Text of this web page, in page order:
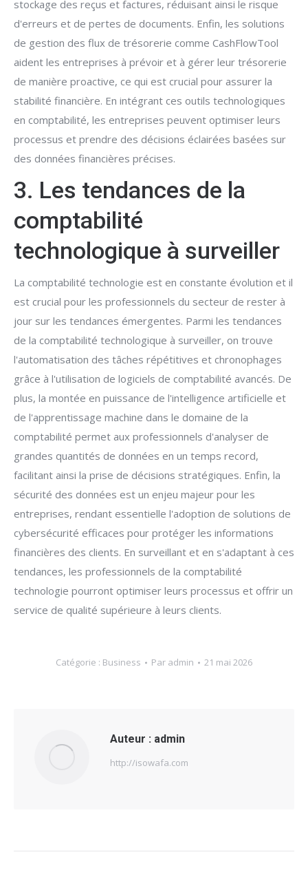
stockage des reçus et factures, réduisant ainsi le risque
d'erreurs et de pertes de documents. Enfin, les solutions
de gestion des flux de trésorerie comme CashFlowTool
aident les entreprises à prévoir et à gérer leur trésorerie
de manière proactive, ce qui est crucial pour assurer la
stabilité financière. En intégrant ces outils technologiques
en comptabilité, les entreprises peuvent optimiser leurs
processus et prendre des décisions éclairées basées sur
des données financières précises.
3. Les tendances de la
comptabilité
technologique à surveiller
La comptabilité technologie est en constante évolution et il
est crucial pour les professionnels du secteur de rester à
jour sur les tendances émergentes. Parmi les tendances
de la comptabilité technologique à surveiller, on trouve
l'automatisation des tâches répétitives et chronophages
grâce à l'utilisation de logiciels de comptabilité avancés. De
plus, la montée en puissance de l'intelligence artificielle et
de l'apprentissage machine dans le domaine de la
comptabilité permet aux professionnels d'analyser de
grandes quantités de données en un temps record,
facilitant ainsi la prise de décisions stratégiques. Enfin, la
sécurité des données est un enjeu majeur pour les
entreprises, rendant essentielle l'adoption de solutions de
cybersécurité efficaces pour protéger les informations
financières des clients. En surveillant et en s'adaptant à ces
tendances, les professionnels de la comptabilité
technologie pourront optimiser leurs processus et offrir un
service de qualité supérieure à leurs clients.
Catégorie : Business Par admin 21 mai 2026
Auteur : admin
http://isowafa.com